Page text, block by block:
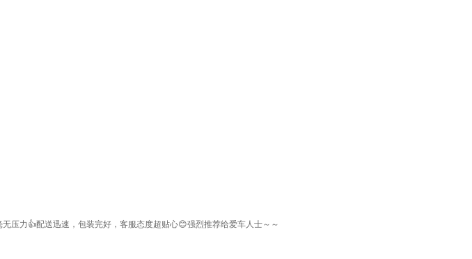
压力👍配送迅速，包装完好，客服态度超贴心😊强烈推荐给爱车人士～～